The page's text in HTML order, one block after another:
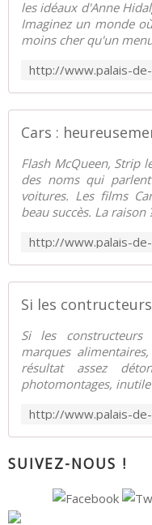
les idéaux d'Anne
Imaginez un monde
moins cher qu'un
Flash McQueen, Strip
des noms qui
voitures. Les films
beau succès. La raison
Si les
marques
résultat assez
photomontages,
SUIVEZ-NOUS !